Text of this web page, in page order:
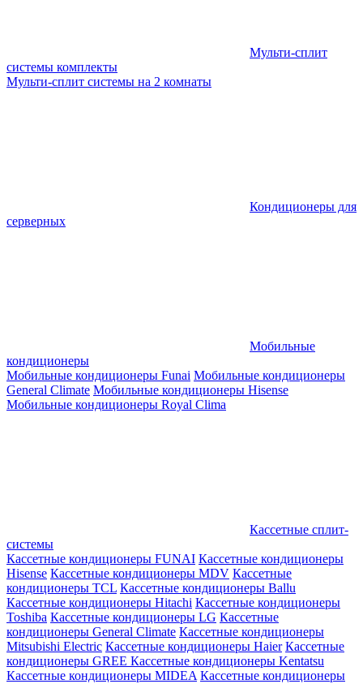
Мульти-сплит
системы комплекты
Мульти-сплит системы на 2 комнаты
Кондиционеры для
серверных
Мобильные
кондиционеры
Мобильные кондиционеры Funai Мобильные кондиционеры
General Climate Мобильные кондиционеры Hisense
Мобильные кондиционеры Royal Clima
Кассетные сплит-
системы
Кассетные кондиционеры FUNAI Кассетные кондиционеры
Hisense Кассетные кондиционеры MDV Кассетные
кондиционеры TCL Кассетные кондиционеры Ballu
Кассетные кондиционеры Hitachi Кассетные кондиционеры
Toshiba Кассетные кондиционеры LG Кассетные
кондиционеры General Climate Кассетные кондиционеры
Mitsubishi Electric Кассетные кондиционеры Haier Кассетные
кондиционеры GREE Кассетные кондиционеры Kentatsu
Кассетные кондиционеры MIDEA Кассетные кондиционеры